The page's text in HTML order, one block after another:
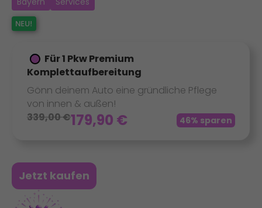
Für 1 Pkw Premium
Komplettaufbereitung
Gönn deinem Auto eine gründliche Pflege
von innen & außen!
339,00€179,90 € 46% sparen
Jetzt kaufen